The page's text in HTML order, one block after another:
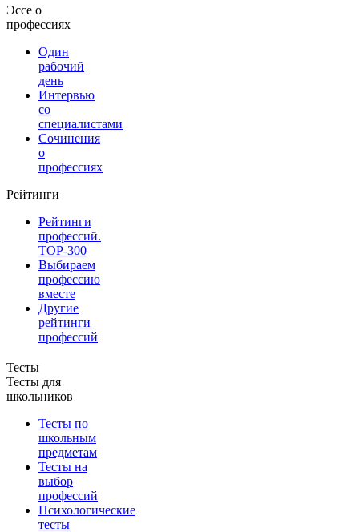
Эссе о
профессиях
Один
рабочий
день
Интервью
со
специалистами
Сочинения
о
профессиях
Рейтинги
Рейтинги
профессий.
TOP-300
Выбираем
профессию
вместе
Другие
рейтинги
профессий
Тесты
Тесты для
школьников
Тесты по
школьным
предметам
Тесты на
выбор
профессий
Психологические
тесты